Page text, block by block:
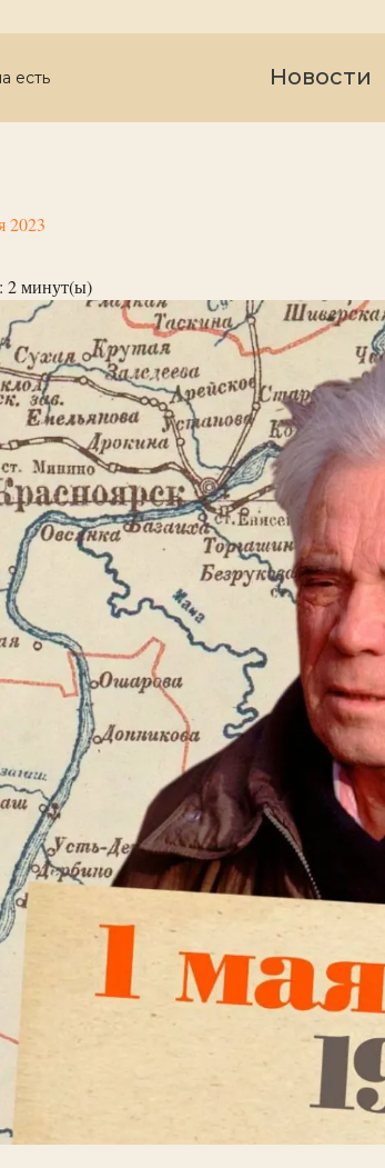
есть Новости
2023
2минут(ы)